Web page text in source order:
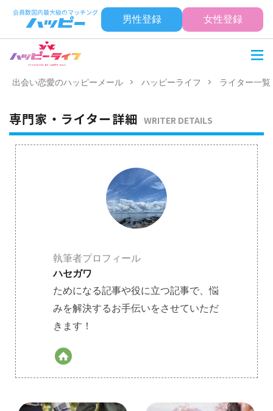
男性登録 女性登録
出会い恋愛のハッピーメール ハッピーライフ ライター一覧
専門家・ライター詳細 WRITER DETAILS
執筆者プロフィール
ハセガワ
ためになる記事や役に立つ記事で、悩
みを解決するお手伝いをさせていただ
きます！